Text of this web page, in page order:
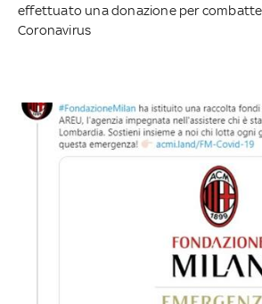
effettuato una donazione per
Coronavirus